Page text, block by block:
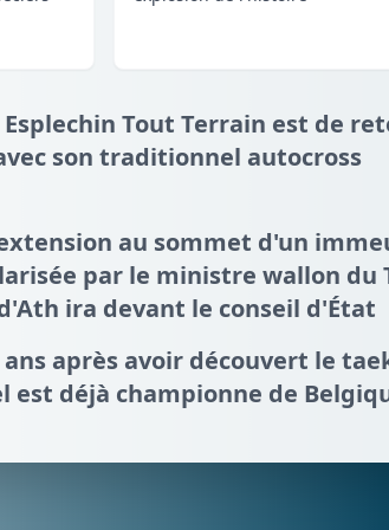
Esplechin Tout Terrain est de
son traditionnel autocross
au sommet d'un
par le ministre wallon du
ira devant le conseil d'État
ans après avoir découvert le
est déjà championne de